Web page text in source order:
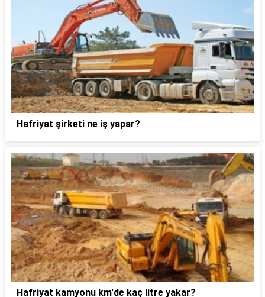
Hafriyat şirketi ne iş yapar?
Hafriyat kamyonu km'de kaç litre yakar?